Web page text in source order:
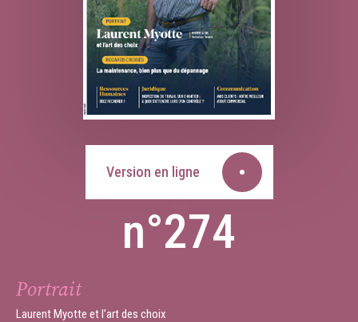
Version en ligne
n°274
Portrait
Laurent Myotte et l’art des choix